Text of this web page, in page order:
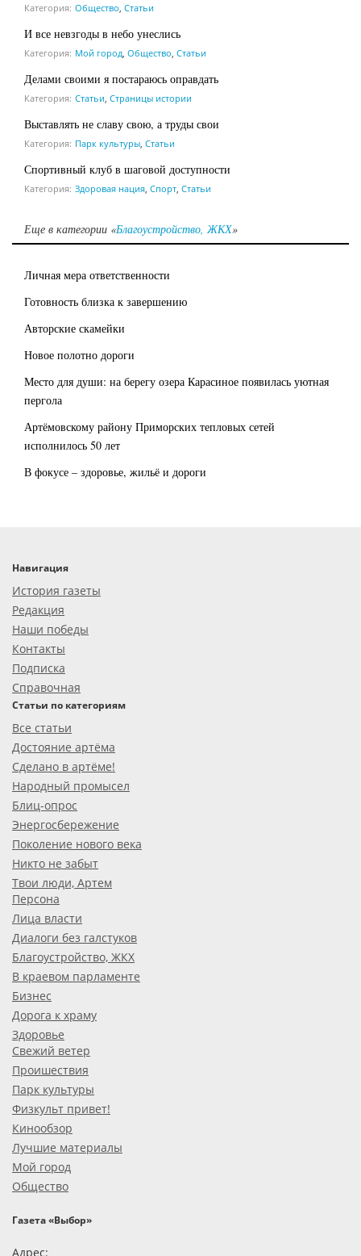
Категория: Общество, Статьи
И все невзгоды в небо унеслись
Категория: Мой город, Общество, Статьи
Делами своими я постараюсь оправдать
Категория: Статьи, Страницы истории
Выставлять не славу свою, а труды свои
Категория: Парк культуры, Статьи
Спортивный клуб в шаговой доступности
Категория: Здоровая нация, Спорт, Статьи
Еще в категории «Благоустройство, ЖКХ»
Личная мера ответственности
Готовность близка к завершению
Авторские скамейки
Новое полотно дороги
Место для души: на берегу озера Карасиное появилась уютная
пергола
Артёмовскому району Приморских тепловых сетей
исполнилось 50 лет
В фокусе – здоровье, жильё и дороги
Навигация
История газеты
Редакция
Наши победы
Контакты
Подписка
Справочная
Статьи по категориям
Все статьи
Достояние артёма
Сделано в артёме!
Народный промысел
Блиц-опрос
Энергосбережение
Поколение нового века
Никто не забыт
Твои люди, Артем
Персона
Лица власти
Диалоги без галстуков
Благоустройство, ЖКХ
В краевом парламенте
Бизнес
Дорога к храму
Здоровье
Свежий ветер
Проишествия
Парк культуры
Физкульт привет!
Кинообзор
Лучшие материалы
Мой город
Общество
Газета «Выбор»
Адрес: